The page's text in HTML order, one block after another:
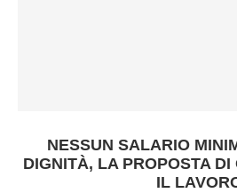
NESSUN SALARIO
DIGNITÀ, LA PROPOSTA
IL